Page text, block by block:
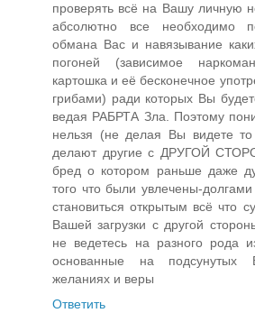
проверять всё на Вашу личную
абсолютно все необходимо
обмана Вас и навязывание
погоней (зависимое
картошка и её бесконечное
грибами) ради которых Вы
ведая РАБРТА Зла. Поэтому
нельзя (не делая Вы видете
делают другие с ДРУГОЙ
бред о котором раньше даже
того что были увлечены-
становиться открытым всё что
Вашей загрузки с другой
не ведетесь на разного рода
основанные на подсунутых
желаниях и веры
Ответить